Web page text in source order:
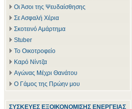
Οι Άσοι της Ψευδαίσθησης
Σε Ασφαλή Χέρια
Σκοτεινό Αμάρτημα
Stuber
Το Οικοτροφείο
Καρό Νίντζα
Αγώνας Μέχρι Θανάτου
Ο Γάμος της Πρώην μου
ΣΥΣΚΕΥΕΣ ΕΞΟΙΚΟΝΟΜΙΣΗΣ ΕΝΕΡΓΕΙΑΣ